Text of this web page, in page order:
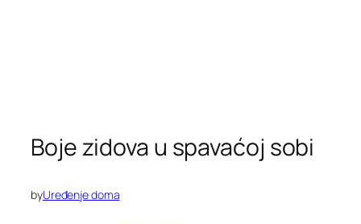
Boje zidova u spavaćoj sobi
byUređenje doma